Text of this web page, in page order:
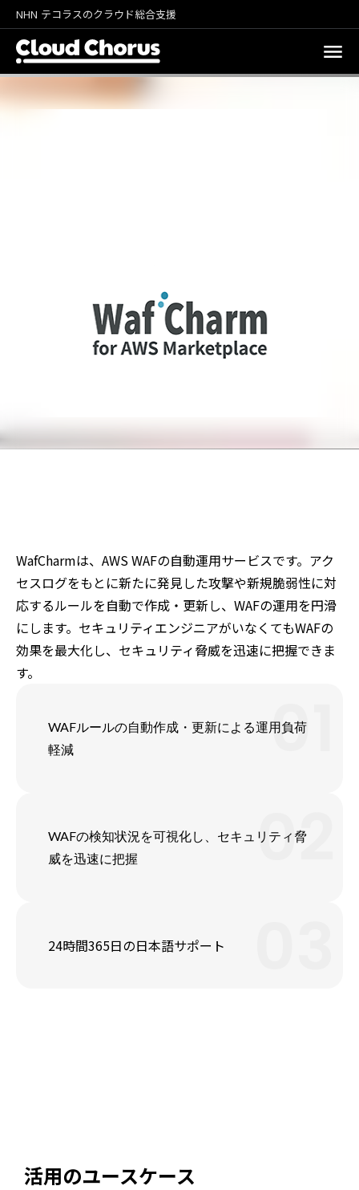
NHN テコラスのクラウド総合支援
WafCharmは、AWS WAFの自動運用サービスです。アク
セスログをもとに新たに発見した攻撃や新規脆弱性に対
応するルールを自動で作成・更新し、WAFの運用を円滑
にします。セキュリティエンジニアがいなくてもWAFの
効果を最大化し、セキュリティ脅威を迅速に把握できま
す。
WAFルールの自動作成・更新による運用負荷
軽減
01
WAFの検知状況を可視化し、セキュリティ脅
威を迅速に把握
02
24時間365日の日本語サポート
活用のユースケース